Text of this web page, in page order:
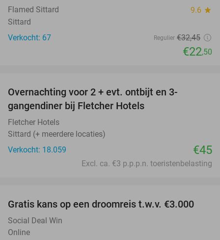
Flamed Sittard 9.6 star
Sittard
Verkocht: 67
Regulier €32,45
€22,50
Overnachting voor 2 + evt. ontbijt en 3-
gangendiner bij Fletcher Hotels
Fletcher Hotels
Sittard (+ meerdere locaties)
Verkocht: 18.059
€45
Excl. ca. €3 p.p.p.n. toeristenbelasting
Gratis kans op een droomreis t.w.v. €3.000
Social Deal Win
Online